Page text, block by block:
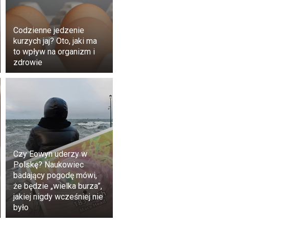
się do sądu o przyznanie jej
skutek i stała się oficjalną
TikToku.
Codzienne jedzenie
kurzych jaj? Oto, jaki ma
to wpływ na organizm i
zdrowie
Czy Eowyn uderzy w
Polskę? Naukowiec
badający pogodę mówi,
że będzie „wielka burza”,
jakiej nigdy wcześniej nie
było